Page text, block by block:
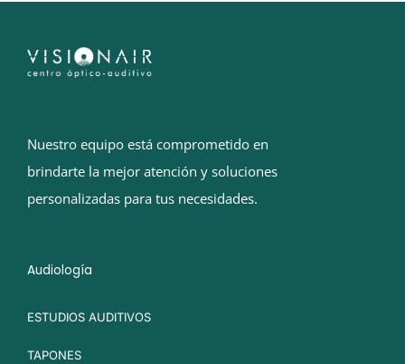
Nuestro equipo está comprometido en
brindarte la mejor atención y soluciones
personalizadas para tus necesidades.
Audiología
ESTUDIOS AUDITIVOS
TAPONES